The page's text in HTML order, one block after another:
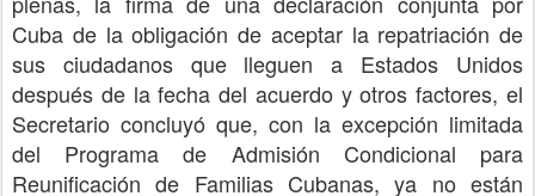
Cuba de la obligación de aceptar la repatriación de
sus ciudadanos que lleguen a Estados Unidos
después de la fecha del acuerdo y otros factores, el
Secretario concluyó que, con la excepción limitada
del Programa de Admisión Condicional para
Reunificación de Familias Cubanas, ya no están